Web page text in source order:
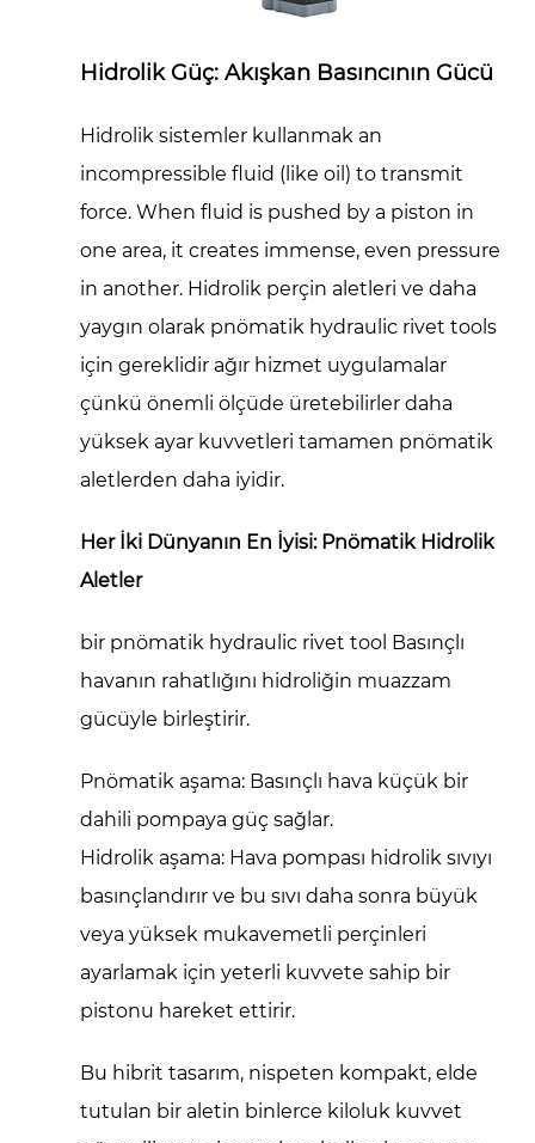
Hidrolik Güç: Akışkan Basıncının Gücü
Hidrolik sistemler kullanmak an
incompressible fluid (like oil) to transmit
force. When fluid is pushed by a piston in
one area, it creates immense, even pressure
in another. Hidrolik perçin aletlerive daha
yaygın olarak pnömatik hydraulic rivet tools
için gereklidir ağır hizmet uygulamalar
çünkü önemli ölçüde üretebilirlerdaha
yüksek ayar kuvvetleritamamen pnömatik
aletlerden daha iyidir.
Her İki Dünyanın En İyisi: Pnömatik Hidrolik
Aletler
bir pnömatik hydraulic rivet tool Basınçlı
havanın rahatlığını hidroliğin muazzam
gücüyle birleştirir.
Pnömatik aşama: Basınçlı hava küçük bir
dahili pompaya güç sağlar.
Hidrolik aşama: Hava pompası hidrolik sıvıyı
basınçlandırır ve bu sıvı daha sonra büyük
veya yüksek mukavemetli perçinleri
ayarlamak için yeterli kuvvete sahip bir
pistonu hareket ettirir.
Bu hibrit tasarım, nispeten kompakt, elde
tutulan bir aletin binlerce kiloluk kuvvet